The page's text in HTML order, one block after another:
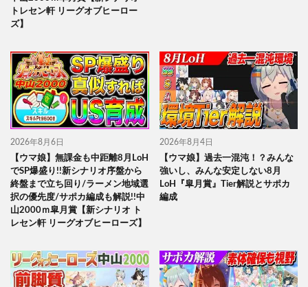
トレセン軒 リーグオブヒーロー
ズ】
2026年8月6日
【ウマ娘】無課金も中距離8月LoH
でSP爆盛り!!新シナリオ序盤から
終盤まで立ち回り/ラーメン地域選
択の優先度/サポカ編成も解説!!中
山2000ｍ皐月賞【新シナリオ ト
レセン軒 リーグオブヒーローズ】
2026年8月4日
【ウマ娘】過去一混沌！？みんな
強いし、みんな安定しない8月
LoH『皐月賞』Tier解説とサポカ
編成